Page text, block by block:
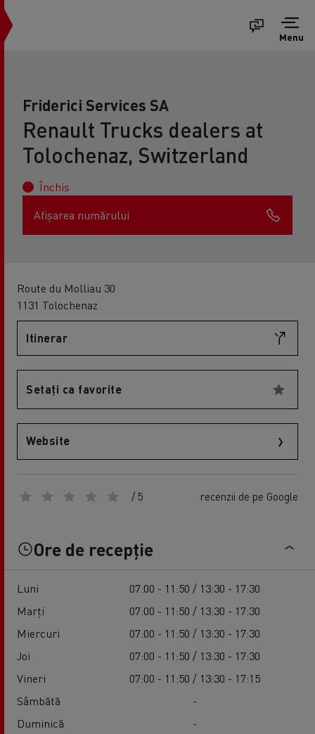
Menu
Friderici Services SA
Renault Trucks dealers at
Tolochenaz, Switzerland
Închis
Afișarea numărului
Route du Molliau 30
1131 Tolochenaz
Itinerar
Setați ca favorite
Website
/ 5 recenzii de pe Google
Ore de recepție
Luni
07:00 - 11:50 / 13:30 - 17:30
Marți
07:00 - 11:50 / 13:30 - 17:30
Miercuri
07:00 - 11:50 / 13:30 - 17:30
Joi
07:00 - 11:50 / 13:30 - 17:30
Vineri
07:00 - 11:50 / 13:30 - 17:15
Sâmbătă
-
Duminică
-